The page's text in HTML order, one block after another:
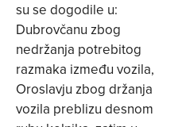
su se dogodile u:
Dubrovčanu zbog
nedržanja potrebitog
razmaka između vozila,
Oroslavju zbog držanja
vozila preblizu desnom